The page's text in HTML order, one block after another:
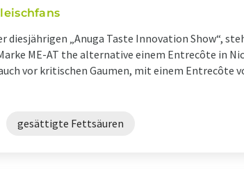
diesjährigen „Anuga Taste Innovation Show“,
ME-AT the alternative einem Entrecôte in
vor kritischen Gaumen, mit einem Entrecôte
gesättigte Fettsäuren